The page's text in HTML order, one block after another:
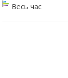
Весь час